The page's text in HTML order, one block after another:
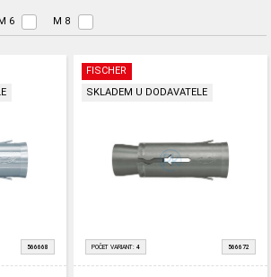
M 6 M 8
566668
FISCHER
SKLADEM U DODAVATELE
POČET VARIANT: 4 566672